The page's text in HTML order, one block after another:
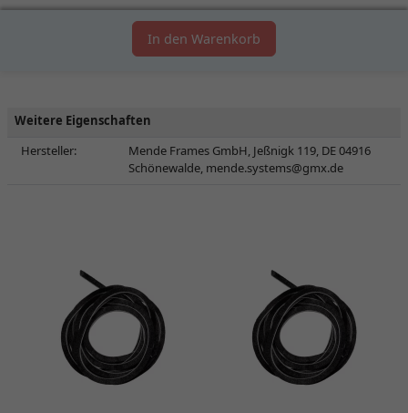
In den Warenkorb
Weitere Eigenschaften
Hersteller:
Mende Frames GmbH, Jeßnigk 119, DE 04916
Schönewalde, mende.systems@gmx.de